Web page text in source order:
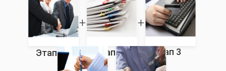
Этап 1 Этап 2 Этап 3